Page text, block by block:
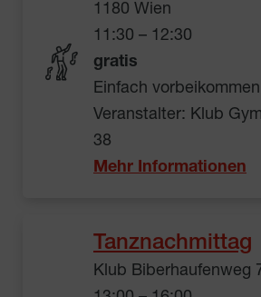
1180 Wien
11:30 – 12:30
gratis
Einfach vorbeikommen
Veranstalter: Klub
38
Mehr Informationen
Tanznachmittag
Klub Biberhaufenweg